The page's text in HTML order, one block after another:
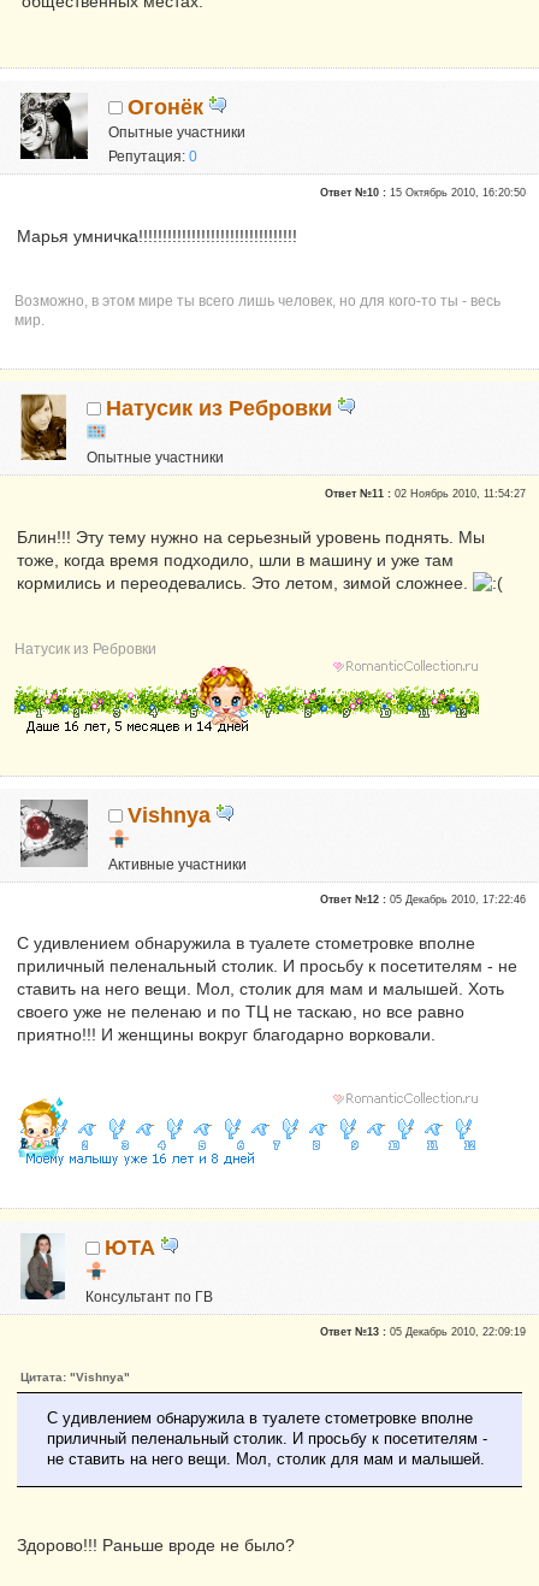
Огонёк
Опытные участники
Репутация:0
Ответ №10 :15 Октябрь 2010, 16:20:50
Марья умничка!!!!!!!!!!!!!!!!!!!!!!!!!!!!!!!!!
Возможно, в этом мире ты всего лишь человек, но для кого-то ты - весь
мир.
Натусик из Ребровки
Опытные участники
Ответ №11 :02 Ноябрь 2010, 11:54:27
Блин!!! Эту тему нужно на серьезный уровень поднять. Мы
тоже, когда время подходило, шли в машину и уже там
кормились и переодевались. Это летом, зимой сложнее.
Натусик из Ребровки
Vishnya
Активные участники
Репутация:0
Ответ №12 :05 Декабрь 2010, 17:22:46
С удивлением обнаружила в туалете стометровке вполне
приличный пеленальный столик. И просьбу к посетителям - не
ставить на него вещи. Мол, столик для мам и малышей. Хоть
своего уже не пеленаю и по ТЦ не таскаю, но все равно
приятно!!! И женщины вокруг благодарно ворковали.
ЮТА
Консультант по ГВ
Репутация:
Ответ №13 :05 Декабрь 2010, 22:09:19
Цитата: "Vishnya"
С удивлением обнаружила в туалете стометровке вполне
приличный пеленальный столик. И просьбу к посетителям -
не ставить на него вещи. Мол, столик для мам и малышей.
Здорово!!! Раньше вроде не было?